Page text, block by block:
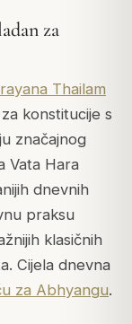
za
Thailam
konstitucije s
značajnog
Vata Hara
dnevnih
praksu
klasičnih
Cijela dnevna
za Abhyangu.